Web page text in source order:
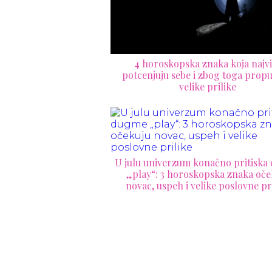
4 horoskopska znaka koja
potcenjuju sebe i zbog toga
velike prilike
U julu univerzum konačno pritiska
„play“: 3 horoskopska znaka
novac, uspeh i velike poslovne